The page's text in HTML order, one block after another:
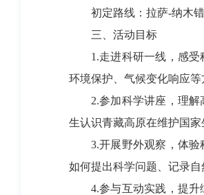
初定路线：拉萨-纳木错-
三、活动目标
1.走进科研一线，感受科
环境保护、气候变化响应
2.参加科学讲座，理解高
生认识青藏高原在维护国
3.开展野外观察，体验科
如何提出科学问题、记录
4.参与互动实践，提升综